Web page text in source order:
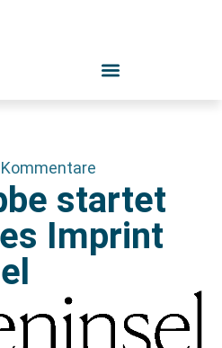
startet
Imprint